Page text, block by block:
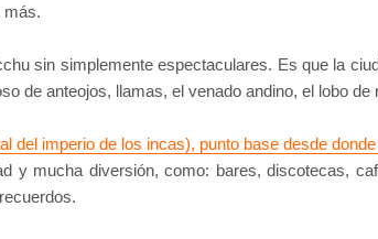
más.
sin simplemente espectaculares. Es que la
de anteojos, llamas, el venado andino, el lobo
del imperio de los incas), punto base desde
y mucha diversión, como: bares, discotecas,